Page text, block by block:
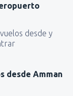
desde y
desde Amman